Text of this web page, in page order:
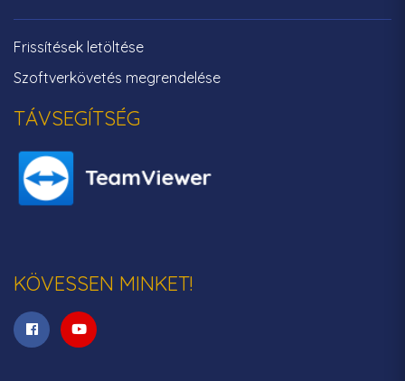
Frissítések letöltése
Szoftverkövetés megrendelése
TÁVSEGÍTSÉG
KÖVESSEN MINKET!